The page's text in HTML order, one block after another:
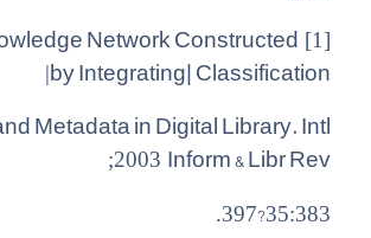
[1]
Network Constructed
by Integrating| Classification
|
Metadata in Digital Library. Intl
Inform & Libr Rev
35:383
?
397
.